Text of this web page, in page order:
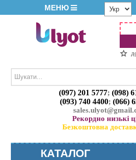
МЕНЮ
(097) 201 5777;(098)
(093) 740 4400;(066)
Рекордно низькі
Безкоштовна
КАТАЛОГ